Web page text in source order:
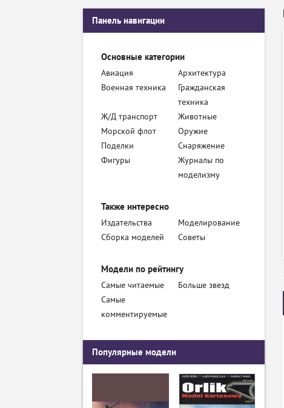
Панель навигации
Основные категории
Авиация
Архитектура
Военная техника
Гражданская
техника
Ж/Д транспорт
Животные
Морской флот
Оружие
Поделки
Снаряжение
Фигуры
Журналы по
моделизму
Также интересно
Издательства
Моделирование
Сборка моделей
Советы
Модели по рейтингу
Самые читаемые
Больше звезд
Самые
комментируемые
Популярные модели